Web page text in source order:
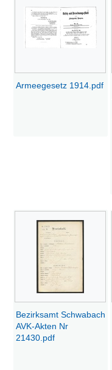
Armeegesetz 1914.pdf
Bezirksamt Schwabach
AVK-Akten Nr
21430.pdf